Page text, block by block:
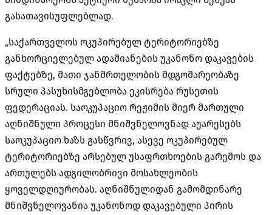
გასათავისუფლებლად.
„საქართველოს ოკუპირებულ ტერიტორიებზე
განხორციელებულ ადამიანების უკანონო დაკავების
ფაქტებზე, მათი ჯანმრთელობის მდგომარეობაზე
სრული პასუხისმგებლობა ეკისრება რუსეთის
ფედერაციას. საოკუპაციო რეჟიმის მიერ მართული
აღნიშნული პროცესი მნიშვნელოვნად აუარესებს
საოკუპაციო ხაზს გასწვრივ, ასევე ოკუპირებულ
ტერიტორიებზე არსებულ უსაფრთხოების გარემოს და
ართულებს ადგილობრივი მოსახლეობის
ყოველდღიურობას. აღნიშნულიდან გამომდინარე
მნიშვნელოვანია უკანონოდ დაკავებული პირის